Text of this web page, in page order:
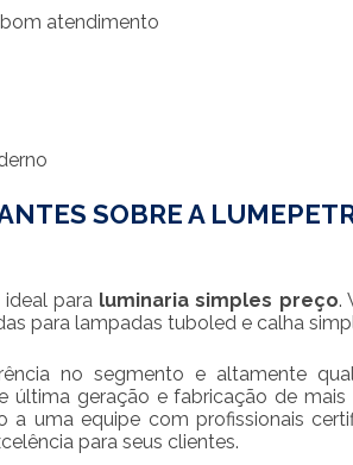
atendimento
SOBRE A
ideal para luminaria simples preço.
para lampadas tuboled e calha
no segmento e altamente
última geração e fabricação de
uma equipe com profissionais
para seus clientes.